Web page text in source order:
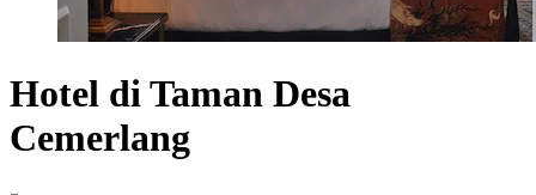
Hotel di Taman Desa
Cemerlang